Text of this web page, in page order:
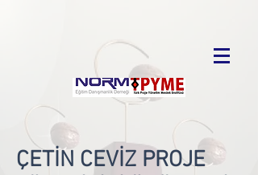
ÇETİN CEVİZ PROJE